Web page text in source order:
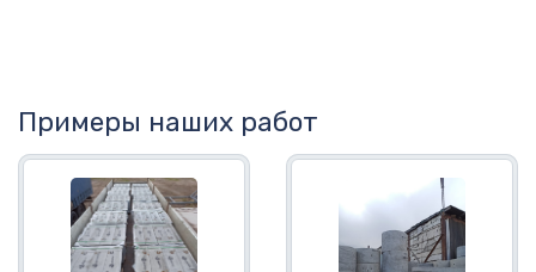
Примеры наших работ